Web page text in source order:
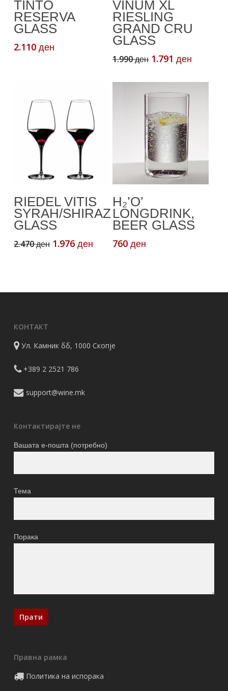
TINTO
RESERVA
GLASS
2.110 ден
VINUM XL
RIESLING
GRAND CRU
GLASS
1.990ден Original
was:
1.990 ден.
1.791ден
is:
Додади Во
Кошничка
RIEDEL VITIS
SYRAH/SHIRAZ
GLASS
2.470ден Original
1.976 денCurrent
Read More
H₂’O’
LONGDRINK,
BEER GLASS
760ден
КОНТАКТ
Ул. Камник бб, 1000 Скопје
+389 2 2521 786
support@wine.mk
Контактирајте не
Вашата е-пошта (потребно)
Тема
Порака
Правна рамка
Политика на испорака